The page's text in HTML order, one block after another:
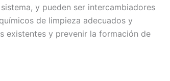
y pueden ser intercambiadores
de limpieza adecuados y
existentes y prevenir la formación de